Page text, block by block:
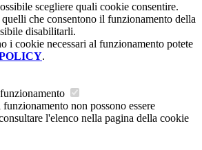
scegliere quali cookie consentire.
che consentono il funzionamento della
disabilitarli.
i cookie necessari al funzionamento potete
.
non possono essere
l'elenco nella pagina della cookie